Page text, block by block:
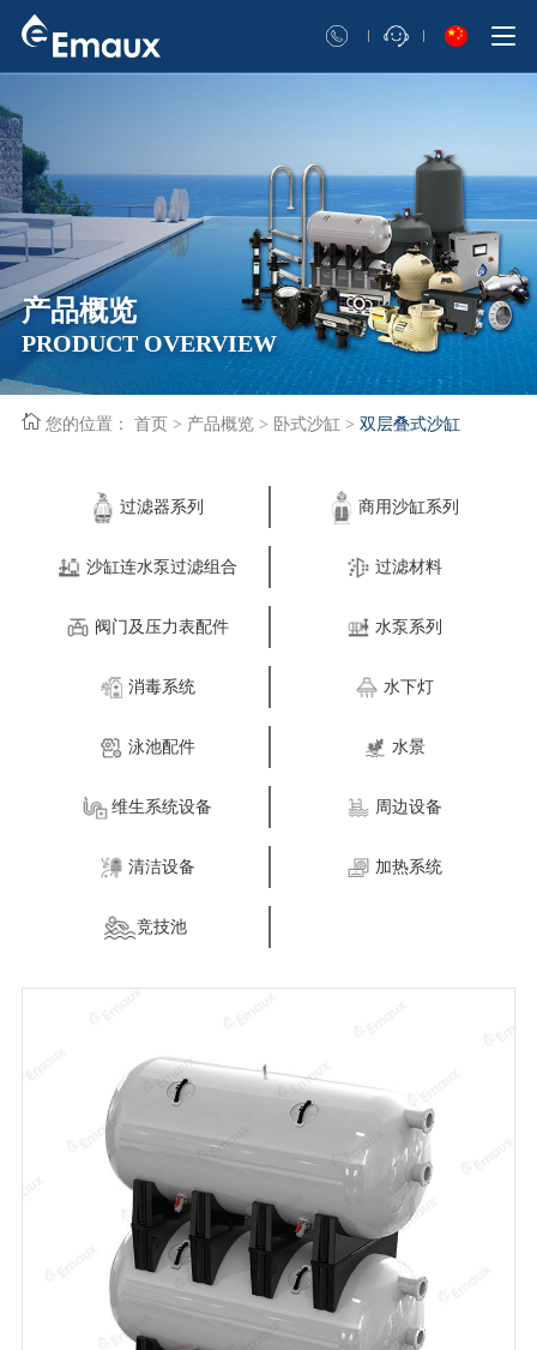
产品概览
PRODUCT OVERVIEW
您的位置： 首页 > 产品概览 > 卧式沙缸 > 双层叠式沙缸
过滤器系列 商用沙缸系列
沙缸连水泵过滤组合 过滤材料
阀门及压力表配件 水泵系列
消毒系统 水下灯
泳池配件 水景
维生系统设备 周边设备
清洁设备 加热系统
竞技池